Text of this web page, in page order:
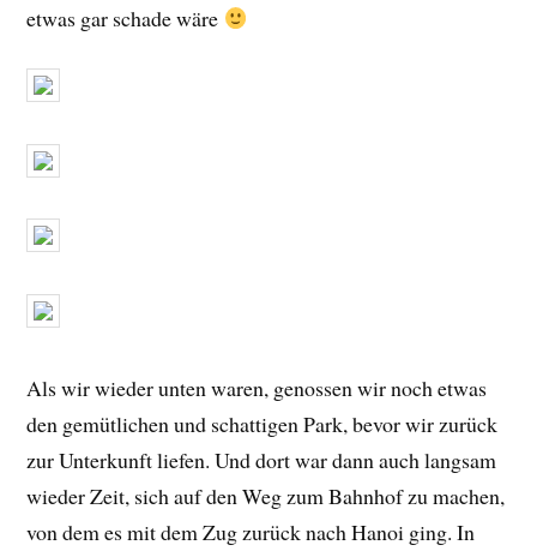
etwas gar schade wäre
Als wir wieder unten waren, genossen wir noch etwas
den gemütlichen und schattigen Park, bevor wir zurück
zur Unterkunft liefen. Und dort war dann auch langsam
wieder Zeit, sich auf den Weg zum Bahnhof zu machen,
von dem es mit dem Zug zurück nach Hanoi ging. In